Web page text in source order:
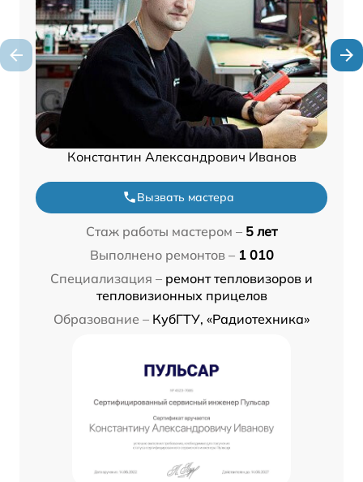
Константин Александрович Иванов
Вызвать мастера
Стаж работы мастером – 5 лет
Выполнено ремонтов – 1 010
Специализация – ремонт тепловизоров и
тепловизионных прицелов
Образование – КубГТУ, «Радиотехника»